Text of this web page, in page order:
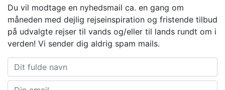
Du vil modtage en nyhedsmail ca. en gang om
måneden med dejlig rejseinspiration og fristende tilbud
på udvalgte rejser til vands og/eller til lands rundt om i
verden! Vi sender dig aldrig spam mails.